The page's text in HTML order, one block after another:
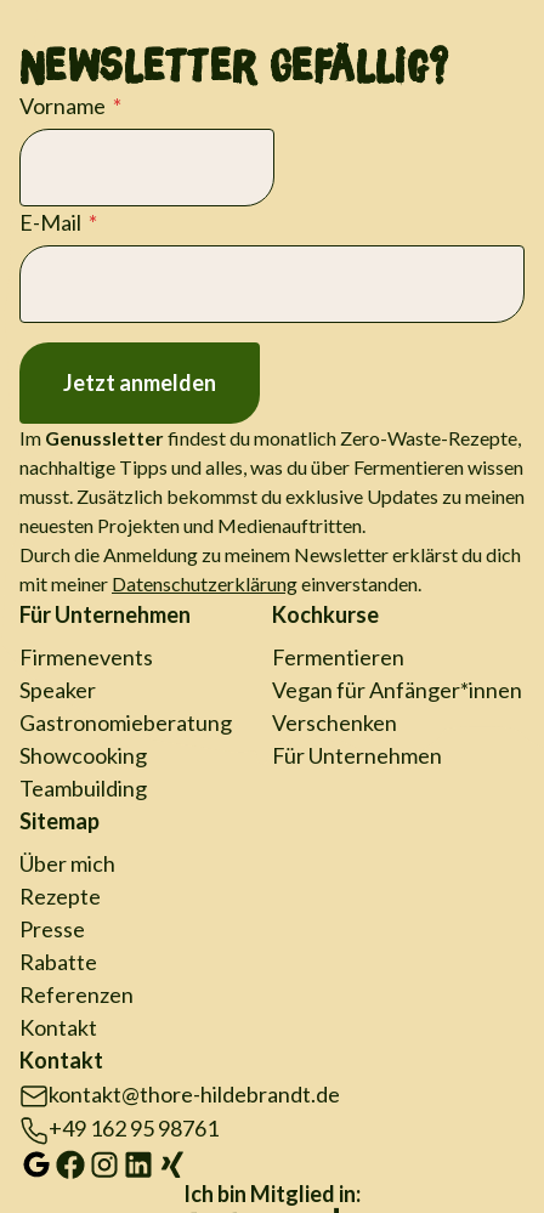
Newsletter Gefällig?
Vorname
E-Mail
Jetzt anmelden
Im Genussletterfindest du monatlich Zero-Waste-Rezepte,
nachhaltige Tipps und alles, was du über Fermentieren wissen
musst. Zusätzlich bekommst du exklusive Updates zu meinen
neuesten Projekten und Medienauftritten.
Durch die Anmeldung zu meinem Newsletter erklärst du dich
mit meiner Datenschutzerklärungeinverstanden.
Für Unternehmen
Firmenevents
Speaker
Gastronomieberatung
Showcooking
Teambuilding
Kochkurse
Fermentieren
Vegan für Anfänger*innen
Verschenken
Für Unternehmen
Sitemap
Über mich
Rezepte
Presse
Rabatte
Referenzen
Kontakt
Kontakt
kontakt@thore-hildebrandt.de
+49 162 95 98761
Ich bin Mitglied in: